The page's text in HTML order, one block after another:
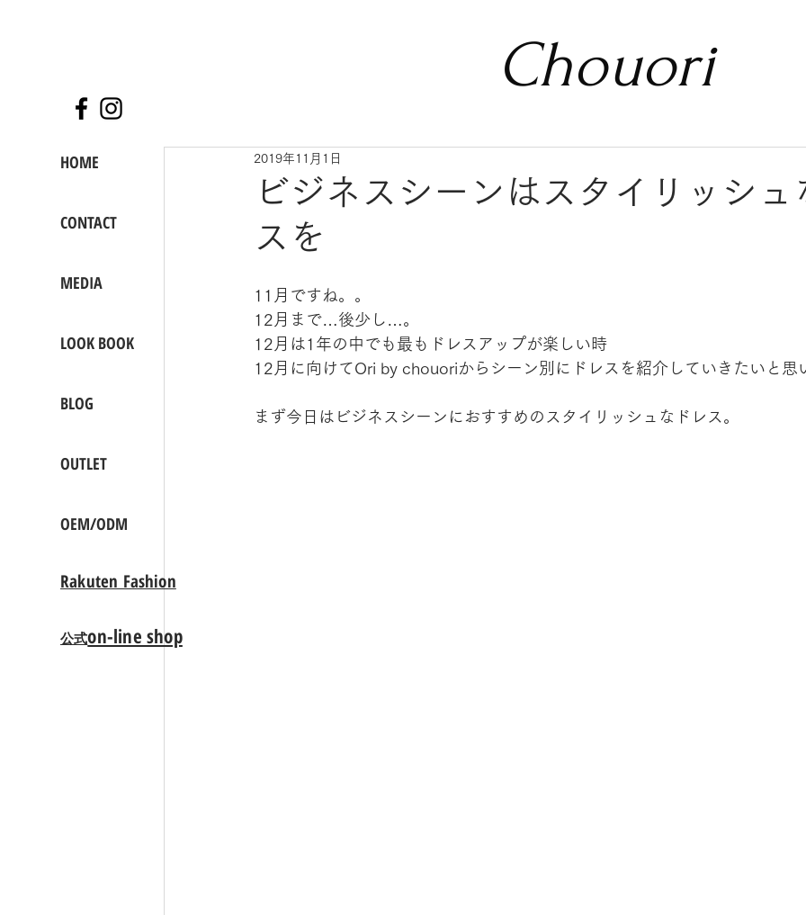
Chouori
ビジネスシーンはスタイリッシュ
スを
2019年11月1日
11月ですね。。
12月まで…後少し…。
12月は1年の中でも最もドレスアップが楽しい時
12月に向けてOri by chouoriからシーン別にドレスを紹介していきたいと思
まず今日はビジネスシーンにおすすめのスタイリッシュなドレス。
HOME
CONTACT
MEDIA
LOOK BOOK
BLOG
OUTLET
OEM/ODM
Rakuten Fashion
公式on-line shop